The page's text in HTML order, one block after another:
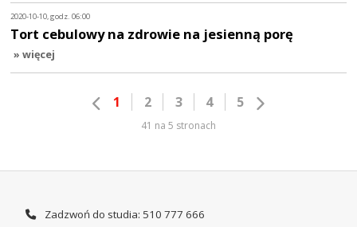
2020-10-10, godz. 06:00
Tort cebulowy na zdrowie na jesienną porę
» więcej
1 2 3 4 5
41 na 5 stronach
Zadzwoń do studia: 510 777 666